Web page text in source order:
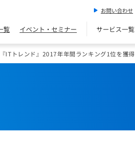
お問い合わせ
覧 イベント・セミナー サービス一覧
ITトレンド』2017年年間ランキング1位を獲得